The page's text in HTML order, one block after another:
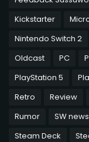
Kickstarter
Nintendo Switch 2
Oldcast
PC
PlayStation 5
Retro
Review
Rumor
SW news
Steam Deck